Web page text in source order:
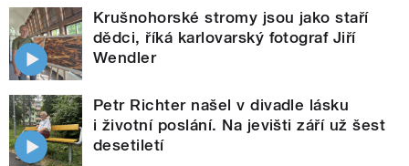
Krušnohorské stromy jsou jako staří
dědci, říká karlovarský fotograf Jiří
Wendler
Petr Richter našel v divadle lásku
i životní poslání. Na jevišti září už šest
desetiletí